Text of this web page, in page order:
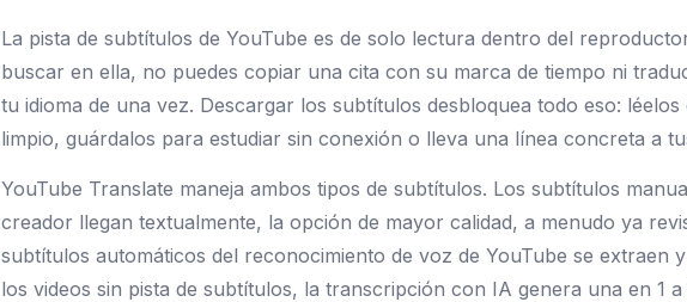
La pista de subtítulos de YouTube es de solo lectura dentro del
buscar en ella, no puedes copiar una cita con su marca de tiempo ni
tu idioma de una vez. Descargar los subtítulos desbloquea todo eso:
limpio, guárdalos para estudiar sin conexión o lleva una línea concreta a
YouTube Translate maneja ambos tipos de subtítulos. Los subtítulos
creador llegan textualmente, la opción de mayor calidad, a menudo ya
subtítulos automáticos del reconocimiento de voz de YouTube se extraen
los videos sin pista de subtítulos, la transcripción con IA genera una en 1 a